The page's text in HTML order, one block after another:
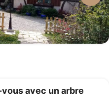
avec un arbre